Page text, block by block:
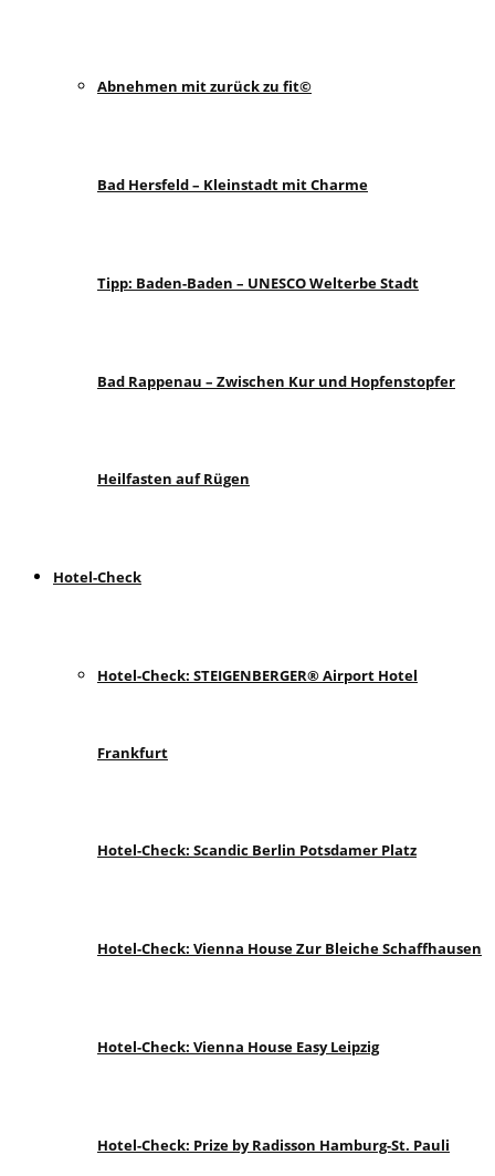
Abnehmen mit zurück zu fit©
Bad Hersfeld – Kleinstadt mit Charme
Tipp: Baden-Baden – UNESCO Welterbe Stadt
Bad Rappenau – Zwischen Kur und Hopfenstopfer
Heilfasten auf Rügen
Hotel-Check
Hotel-Check: STEIGENBERGER® Airport Hotel
Frankfurt
Hotel-Check: Scandic Berlin Potsdamer Platz
Hotel-Check: Vienna House Zur Bleiche Schaffhausen
Hotel-Check: Vienna House Easy Leipzig
Hotel-Check: Prize by Radisson Hamburg-St. Pauli